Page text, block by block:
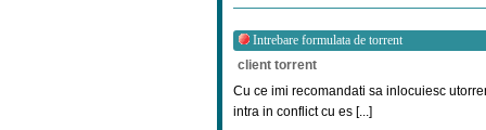
Intrebare formulata de torrent
client torrent
Cu ce imi recomandati sa inlocuiesc
intra in conflict cu es [...]